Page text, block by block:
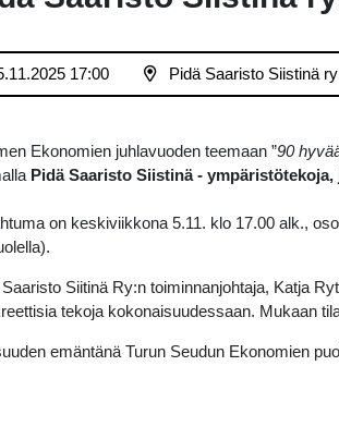
17:00 Pidä Saaristo Siistinä
Ekonomien juhlavuoden teemaan ”90
Pidä Saaristo Siistinä - ympäristötekoja,
on keskiviikkona 5.11. klo 17.00 alk.,
Saaristo Siitinä Ry:n toiminnanjohtaja, Katja
tekoja kokonaisuudessaan. Mukaan
emäntänä Turun Seudun Ekonomien